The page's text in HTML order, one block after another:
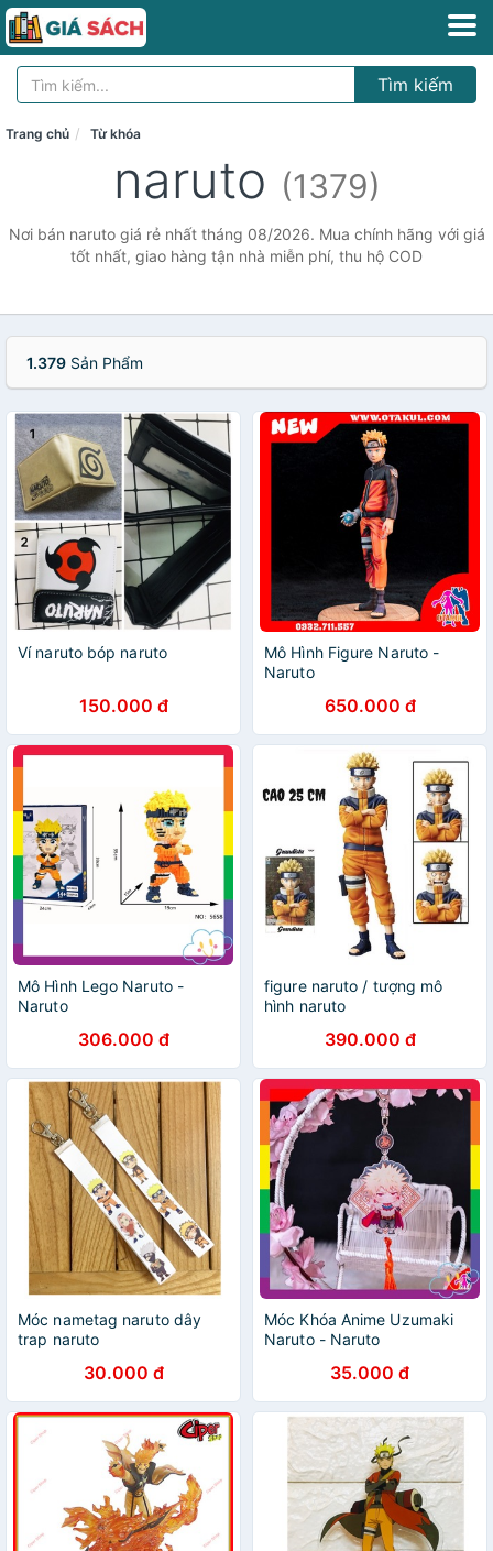
Tìm kiếm
Trang chủ Từ khóa
naruto (1379)
Nơi bán naruto giá rẻ nhất tháng 08/2026. Mua chính hãng với giá
tốt nhất, giao hàng tận nhà miễn phí, thu hộ COD
1.379 Sản Phẩm
Ví naruto bóp naruto
150.000 đ
Mô Hình Figure Naruto -
Naruto
650.000 đ
Mô Hình Lego Naruto -
Naruto
306.000 đ
figure naruto / tượng mô
hình naruto
390.000 đ
Móc nametag naruto dây
trap naruto
30.000 đ
Móc Khóa Anime Uzumaki
Naruto - Naruto
35.000 đ